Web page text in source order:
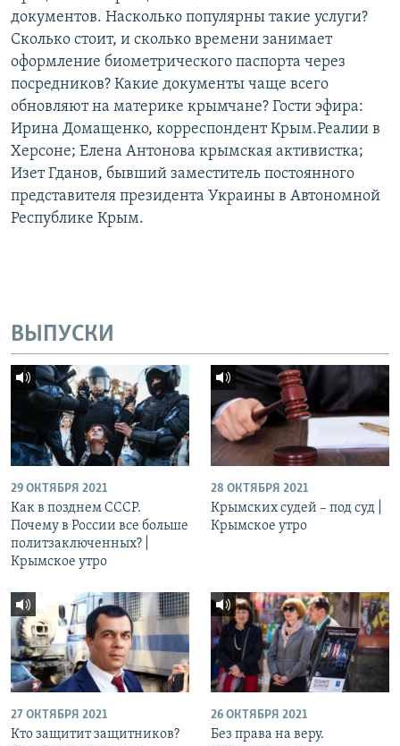
документов. Насколько популярны такие услуги?
Сколько стоит, и сколько времени занимает
оформление биометрического паспорта через
посредников? Какие документы чаще всего
обновляют на материке крымчане? Гости эфира:
Ирина Домащенко, корреспондент Крым.Реалии в
Херсоне; Елена Антонова крымская активистка;
Изет Гданов, бывший заместитель постоянного
представителя президента Украины в Автономной
Республике Крым.
ВЫПУСКИ
29 ОКТЯБРЯ 2021
Как в позднем СССР.
Почему в России все больше
политзаключенных? |
Крымское утро
28 ОКТЯБРЯ 2021
Крымских судей – под суд |
Крымское утро
27 ОКТЯБРЯ 2021
Кто защитит защитников?
26 ОКТЯБРЯ 2021
Без права на веру.